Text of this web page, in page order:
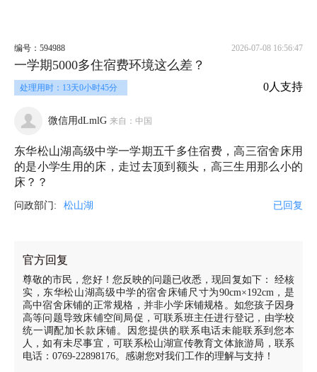
编号：594988 2026-07-08 16:56:47
一学期5000多住宿费环境这么差？
处理用时：13天0小时45分 0人支持
微信用dLmlG 来自：中国
东华松山湖高级中学一学期五千多住宿费，高三宿舍床用
的是小学生用的床，走过去顶到额头，高三生用那么小的
床？？
问政部门: 松山湖 已回复
官方回复
尊敬的市民，您好！您反映的问题已收悉，现回复如下： 经核
实，东华松山湖高级中学的宿舍床铺尺寸为90cm×192cm，是
高中宿舍床铺的正常规格，并非小学床铺规格。如您孩子因身
高等问题导致床铺空间局促，可联系班主任进行登记，由学校
统一调配加长款床铺。因您提供的联系电话未能联系到您本
人，如有未尽事宜，可联系松山湖宣传教育文体旅游局，联系
电话：0769-22898176。感谢您对我们工作的理解与支持！